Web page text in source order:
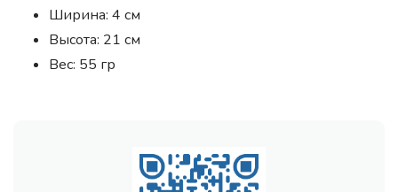
Ширина: 4 см
Высота: 21 см
Вес: 55 гр